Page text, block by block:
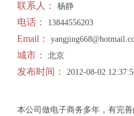
联系人： 杨静
电话： 13844556203
Email：
城市： 北京
发布时间： 2012-08-02
本公司做电子商务多年，有完